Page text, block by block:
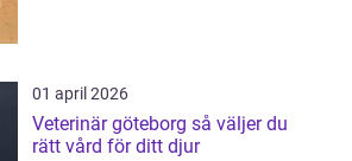
01 april 2026
Veterinär göteborg så väljer du
rätt vård för ditt djur